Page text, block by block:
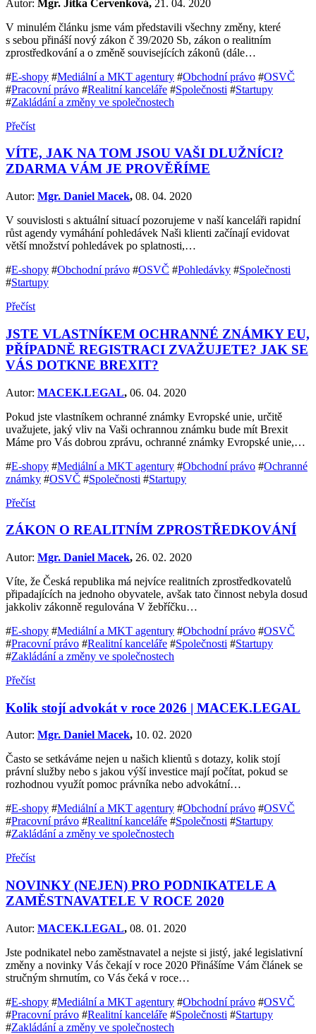
Autor: Mgr. Jitka Červenková, 21. 04. 2020
V minulém článku jsme vám představili všechny změny, které
s sebou přináší nový zákon č 39/2020 Sb, zákon o realitním
zprostředkování a o změně souvisejících zákonů (dále…
#E-shopy #Mediální a MKT agentury #Obchodní právo #OSVČ
#Pracovní právo #Realitní kanceláře #Společnosti #Startupy
#Zakládání a změny ve společnostech
Přečíst
VÍTE, JAK NA TOM JSOU VAŠI DLUŽNÍCI?
ZDARMA VÁM JE PROVĚŘÍME
Autor: Mgr. Daniel Macek, 08. 04. 2020
V souvislosti s aktuální situací pozorujeme v naší kanceláři rapidní
růst agendy vymáhání pohledávek Naši klienti začínají evidovat
větší množství pohledávek po splatnosti,…
#E-shopy #Obchodní právo #OSVČ #Pohledávky #Společnosti
#Startupy
Přečíst
JSTE VLASTNÍKEM OCHRANNÉ ZNÁMKY EU,
PŘÍPADNĚ REGISTRACI ZVAŽUJETE? JAK SE
VÁS DOTKNE BREXIT?
Autor: MACEK.LEGAL, 06. 04. 2020
Pokud jste vlastníkem ochranné známky Evropské unie, určitě
uvažujete, jaký vliv na Vaši ochrannou známku bude mít Brexit
Máme pro Vás dobrou zprávu, ochranné známky Evropské unie,…
#E-shopy #Mediální a MKT agentury #Obchodní právo #Ochranné
známky #OSVČ #Společnosti #Startupy
Přečíst
ZÁKON O REALITNÍM ZPROSTŘEDKOVÁNÍ
Autor: Mgr. Daniel Macek, 26. 02. 2020
Víte, že Česká republika má nejvíce realitních zprostředkovatelů
připadajících na jednoho obyvatele, avšak tato činnost nebyla dosud
jakkoliv zákonně regulována V žebříčku…
#E-shopy #Mediální a MKT agentury #Obchodní právo #OSVČ
#Pracovní právo #Realitní kanceláře #Společnosti #Startupy
#Zakládání a změny ve společnostech
Přečíst
Kolik stojí advokát v roce 2026 | MACEK.LEGAL
Autor: Mgr. Daniel Macek, 10. 02. 2020
Často se setkáváme nejen u našich klientů s dotazy, kolik stojí
právní služby nebo s jakou výší investice mají počítat, pokud se
rozhodnou využít pomoc právníka nebo advokátní…
#E-shopy #Mediální a MKT agentury #Obchodní právo #OSVČ
#Pracovní právo #Realitní kanceláře #Společnosti #Startupy
#Zakládání a změny ve společnostech
Přečíst
NOVINKY (NEJEN) PRO PODNIKATELE A
ZAMĚSTNAVATELE V ROCE 2020
Autor: MACEK.LEGAL, 08. 01. 2020
Jste podnikatel nebo zaměstnavatel a nejste si jistý, jaké legislativní
změny a novinky Vás čekají v roce 2020 Přinášíme Vám článek se
stručným shrnutím, co Vás čeká v roce…
#E-shopy #Mediální a MKT agentury #Obchodní právo #OSVČ
#Pracovní právo #Realitní kanceláře #Společnosti #Startupy
#Zakládání a změny ve společnostech